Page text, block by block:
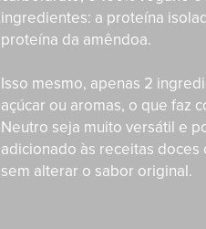
ingredientes: a proteína
proteína da amêndoa.
Isso mesmo, apenas 2
açúcar ou aromas, o que faz
Neutro seja muito versátil e
adicionado às receitas doces
sem alterar o sabor original.